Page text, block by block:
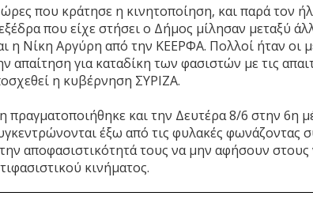
ώρες που κράτησε η κινητοποίηση, και παρά τον
που είχε στήσει ο Δήμος μίλησαν μεταξύ
η Νίκη Αργύρη από την ΚΕΕΡΦΑ. Πολλοί ήταν οι
απαίτηση για καταδίκη των φασιστών με τις
η κυβέρνηση ΣΥΡΙΖΑ.
πραγματοποιήθηκε και την Δευτέρα 8/6 στην 6η
έξω από τις φυλακές φωνάζοντας
αποφασιστικότητά τους να μην αφήσουν
κινήματος.